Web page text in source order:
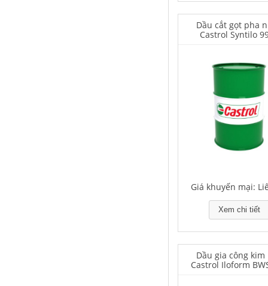
Dầu cắt gọt pha
Castrol Syntilo
Giá khuyến mại:
Xem chi tiết
Dầu gia công kim
Castrol Iloform